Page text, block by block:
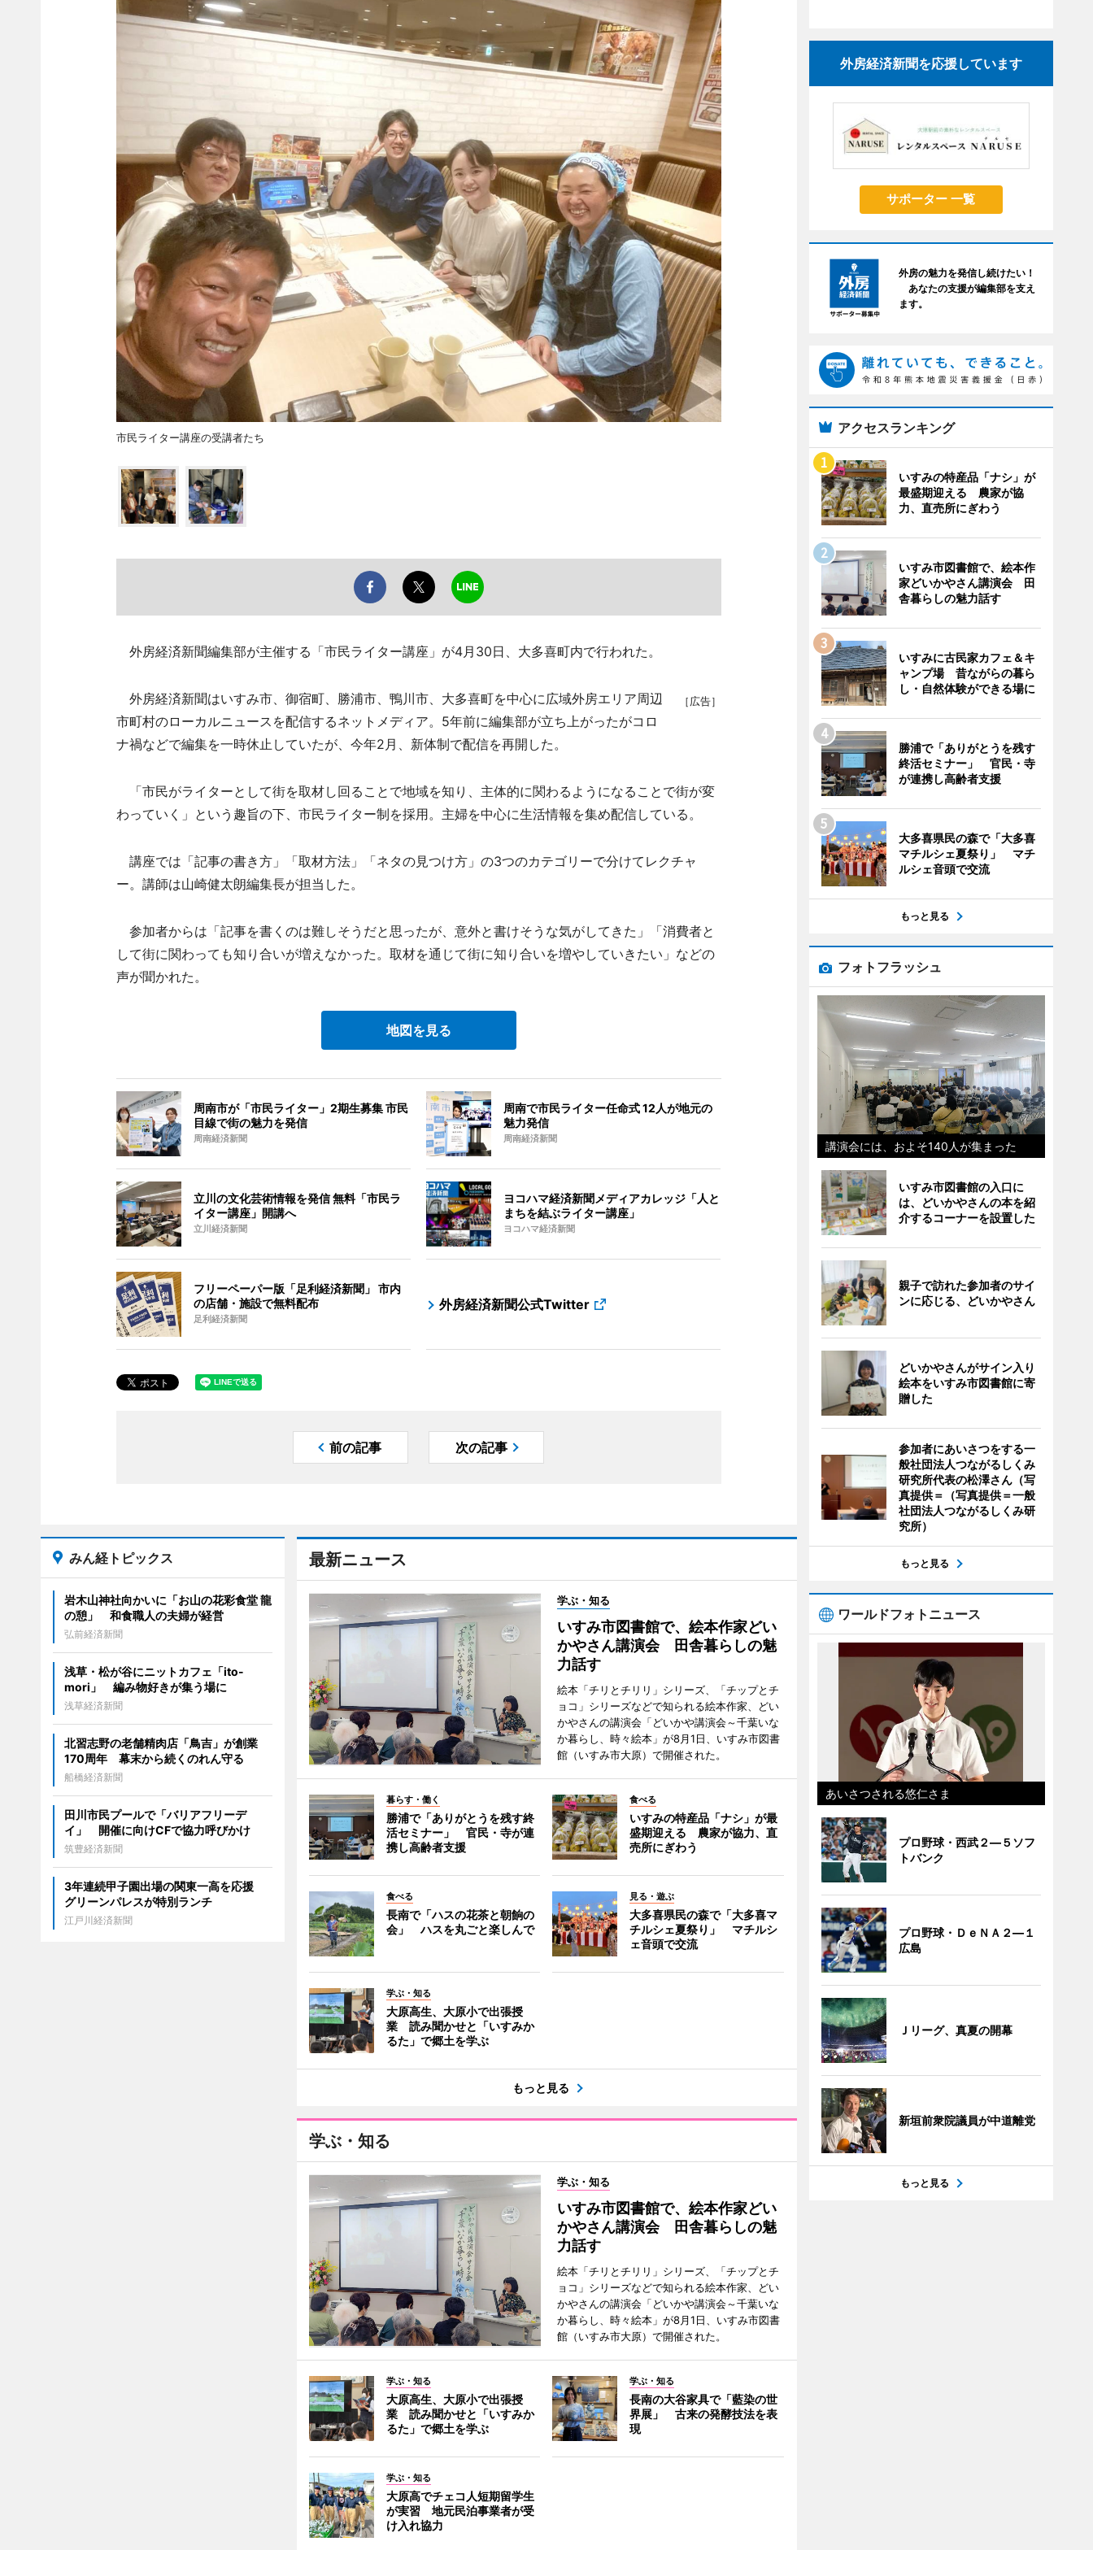
市民ライター講座の受講者たち
外房経済新聞編集部が主催する「市民ライター講座」が4月30日、大多喜町内で行われた。
［広告］
外房経済新聞はいすみ市、御宿町、勝浦市、鴨川市、大多喜町を中心に広域外房エリア周辺
市町村のローカルニュースを配信するネットメディア。5年前に編集部が立ち上がったがコロ
ナ禍などで編集を一時休止していたが、今年2月、新体制で配信を再開した。
「市民がライターとして街を取材し回ることで地域を知り、主体的に関わるようになることで街が変
わっていく」という趣旨の下、市民ライター制を採用。主婦を中心に生活情報を集め配信している。
講座では「記事の書き方」「取材方法」「ネタの見つけ方」の3つのカテゴリーで分けてレクチャ
ー。講師は山崎健太朗編集長が担当した。
参加者からは「記事を書くのは難しそうだと思ったが、意外と書けそうな気がしてきた」「消費者と
して街に関わっても知り合いが増えなかった。取材を通じて街に知り合いを増やしていきたい」などの
声が聞かれた。
地図を見る
周南市が「市民ライター」2期生募集 市民
目線で街の魅力を発信
周南経済新聞
周南で市民ライター任命式 12人が地元の
魅力発信
周南経済新聞
立川の文化芸術情報を発信 無料「市民ラ
イター講座」開講へ
立川経済新聞
ヨコハマ経済新聞メディアカレッジ「人と
まちを結ぶライター講座」
ヨコハマ経済新聞
フリーペーパー版「足利経済新聞」 市内
の店舗・施設で無料配布
足利経済新聞
外房経済新聞公式Twitter
前の記事 次の記事
最新ニュース
学ぶ・知る
いすみ市図書館で、絵本作家どい
かやさん講演会 田舎暮らしの魅
力話す
絵本「チリとチリリ」シリーズ、「チップとチ
ョコ」シリーズなどで知られる絵本作家、どい
かやさんの講演会「どいかや講演会～千葉いな
か暮らし、時々絵本」が8月1日、いすみ市図書
館（いすみ市大原）で開催された。
暮らす・働く
勝浦で「ありがとうを残す終
活セミナー」 官民・寺が連
携し高齢者支援
食べる
いすみの特産品「ナシ」が最
盛期迎える 農家が協力、直
売所にぎわう
食べる
長南で「ハスの花茶と朝餉の
会」 ハスを丸ごと楽しんで
見る・遊ぶ
大多喜県民の森で「大多喜マ
チルシェ夏祭り」 マチルシ
ェ音頭で交流
学ぶ・知る
大原高生、大原小で出張授
業 読み聞かせと「いすみか
るた」で郷土を学ぶ
もっと見る
学ぶ・知る
学ぶ・知る
いすみ市図書館で、絵本作家どい
かやさん講演会 田舎暮らしの魅
力話す
絵本「チリとチリリ」シリーズ、「チップとチ
ョコ」シリーズなどで知られる絵本作家、どい
かやさんの講演会「どいかや講演会～千葉いな
か暮らし、時々絵本」が8月1日、いすみ市図書
館（いすみ市大原）で開催された。
学ぶ・知る
大原高生、大原小で出張授
業 読み聞かせと「いすみか
るた」で郷土を学ぶ
学ぶ・知る
長南の大谷家具で「藍染の世
界展」 古来の発酵技法を表
現
学ぶ・知る
大原高でチェコ人短期留学生
が実習 地元民泊事業者が受
け入れ協力
みん経トピックス
岩木山神社向かいに「お山の花彩食堂 龍
の憩」 和食職人の夫婦が経営
弘前経済新聞
浅草・松が谷にニットカフェ「ito-
mori」 編み物好きが集う場に
浅草経済新聞
北習志野の老舗精肉店「鳥吉」が創業
170周年 幕末から続くのれん守る
船橋経済新聞
田川市民プールで「バリアフリーデ
イ」 開催に向けCFで協力呼びかけ
筑豊経済新聞
3年連続甲子園出場の関東一高を応援
グリーンパレスが特別ランチ
江戸川経済新聞
外房経済新聞を応援しています
サポーター 一覧
外房の魅力を発信し続けたい！
あなたの支援が編集部を支え
ます。
アクセスランキング
いすみの特産品「ナシ」が
最盛期迎える 農家が協
力、直売所にぎわう
いすみ市図書館で、絵本作
家どいかやさん講演会 田
舎暮らしの魅力話す
いすみに古民家カフェ＆キ
ャンプ場 昔ながらの暮ら
し・自然体験ができる場に
勝浦で「ありがとうを残す
終活セミナー」 官民・寺
が連携し高齢者支援
大多喜県民の森で「大多喜
マチルシェ夏祭り」 マチ
ルシェ音頭で交流
もっと見る
フォトフラッシュ
講演会には、およそ140人が集まった
いすみ市図書館の入口に
は、どいかやさんの本を紹
介するコーナーを設置した
親子で訪れた参加者のサイ
ンに応じる、どいかやさん
どいかやさんがサイン入り
絵本をいすみ市図書館に寄
贈した
参加者にあいさつをする一
般社団法人つながるしくみ
研究所代表の松澤さん（写
真提供＝（写真提供＝一般
社団法人つながるしくみ研
究所）
もっと見る
ワールドフォトニュース
あいさつされる悠仁さま
プロ野球・西武２―５ソフ
トバンク
プロ野球・ＤｅＮＡ２―１
広島
Ｊリーグ、真夏の開幕
新垣前衆院議員が中道離党
もっと見る